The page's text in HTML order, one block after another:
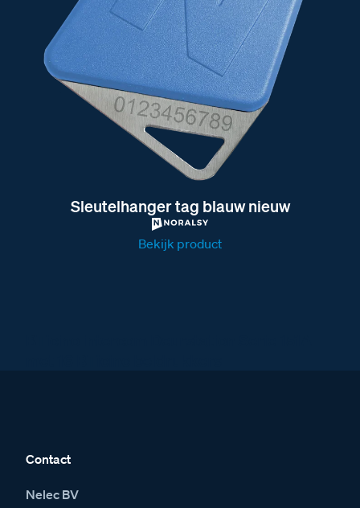
Sleutelhanger tag blauw nieuw
Bekijk product
Contact
Nelec BV